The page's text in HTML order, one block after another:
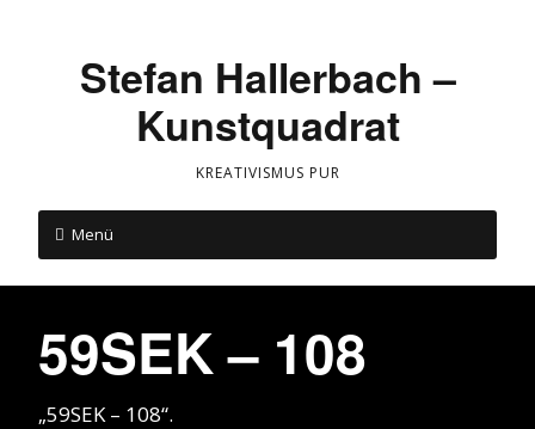
Stefan Hallerbach –
Kunstquadrat
KREATIVISMUS PUR
Menü
59SEK – 108
„59SEK – 108“.